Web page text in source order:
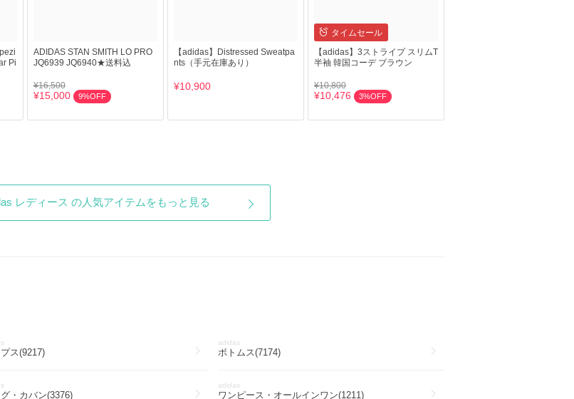
Pi
ADIDAS STAN SMITH LO PRO
JQ6939 JQ6940★送料込
¥16,500
¥15,000 9%OFF
【adidas】Distressed Sweatpa
nts（手元在庫あり）
¥10,900
タイムセール
【adidas】3ストライプ スリムT
半袖 韓国コーデ ブラウン
¥10,800
¥10,476 3%OFF
レディース の人気アイテムをもっと見る
プス(9217)
adidas
ボトムス(7174)
・カバン(3376)
adidas
ワンピース・オールインワン(1211)